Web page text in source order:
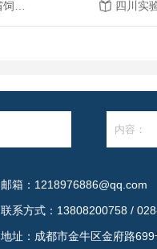
四川实
邮箱：1218976886@qq.com
联系方式：13808200758 /
地址：成都市金牛区金府路